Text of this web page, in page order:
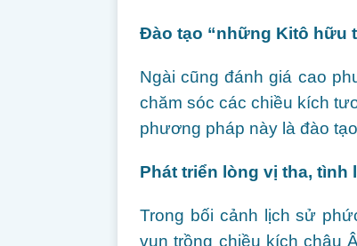
Đào tạo “những Kitô hữu
Ngài cũng đánh giá cao
chăm sóc các chiều kích
phương pháp này là đào
Phát triển lòng vị tha,
Trong bối cảnh lịch sử
vun trồng chiều kích châu